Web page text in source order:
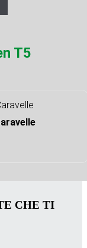
T5
CHE TI